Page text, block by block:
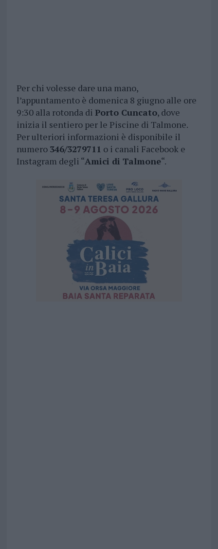
Per chi volesse dare una mano,
l’appuntamento è domenica 8 giugno alle ore
9:30 alla rotonda di Porto Cuncato, dove
inizia il sentiero per le Piscine di Talmone.
Per ulteriori informazioni è disponibile il
numero 346/3279711 o i canali Facebook e
Instagram degli “Amici di Talmone“.